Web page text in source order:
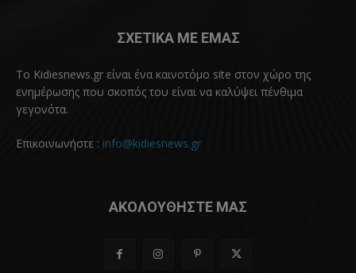
ΣΧΕΤΙΚΑ ΜΕ ΕΜΑΣ
Το Kidiesnews.gr είναι ένα καινοτόμο site στον χώρο της
ενημέρωσης που σκοπός του είναι να καλύψει πένθιμα
γεγονότα.
Επικοινωνήστε : info@kidiesnews.gr
ΑΚΟΛΟΥΘΗΣΤΕ ΜΑΣ